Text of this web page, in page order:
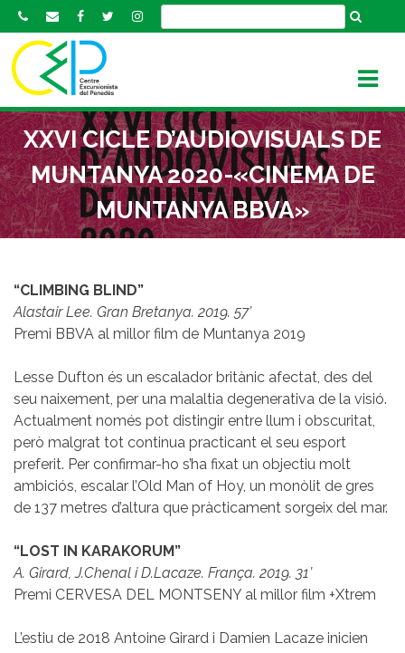
k
o
c
o
n
t
e
XXVI CICLE D’AUDIOVISUALS DE
MUNTANYA 2020-«CINEMA DE
MUNTANYA BBVA»
“CLIMBING BLIND”
Alastair Lee. Gran Bretanya. 2019. 57’
Premi BBVA al millor film de Muntanya 2019
Lesse Dufton és un escalador britànic afectat, des del
seu naixement, per una malaltia degenerativa de la visió.
Actualment només pot distingir entre llum i obscuritat,
però malgrat tot continua practicant el seu esport
preferit. Per confirmar-ho s’ha fixat un objectiu molt
ambiciós, escalar l’Old Man of Hoy, un monòlit de gres
de 137 metres d’altura que pràcticament sorgeix del mar.
“LOST IN KARAKORUM”
A. Girard, J.Chenal i D.Lacaze. França. 2019. 31’
Premi CERVESA DEL MONTSENY al millor film +Xtrem
L’estiu de 2018 Antoine Girard i Damien Lacaze inicien